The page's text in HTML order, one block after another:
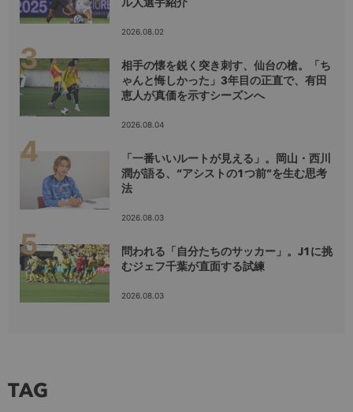
2026.08.02
相手の懐を鋭く突き刺す、仙台の槍。「ち
ゃんと悔しかった」3年目の正直で、有田
恵人が真価を示すシーズンへ
2026.08.04
「一番いいルートが見える」。岡山・西川
潤が語る、“アシストの1つ前”を生む思考
法
2026.08.03
問われる「自分たちのサッカー」。J1に挑
むジェフ千葉が直面する試練
2026.08.03
TAG